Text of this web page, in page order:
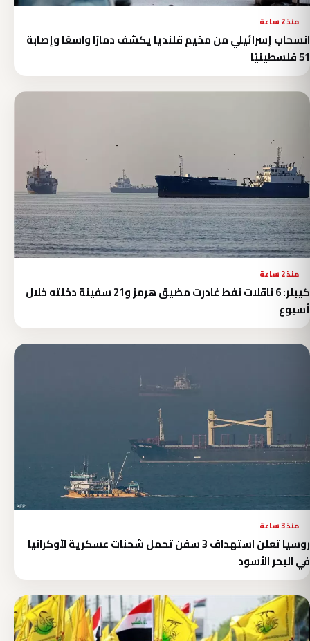
منذ 2 ساعة
انسحاب إسرائيلي من مخيم قلنديا يكشف دمارًا واسعًا وإصابة
51 فلسطينيًا
منذ 2 ساعة
كيبلر: 6 ناقلات نفط غادرت مضيق هرمز و21 سفينة دخلته خلال
أسبوع
منذ 3 ساعة
روسيا تعلن استهداف 3 سفن تحمل شحنات عسكرية لأوكرانيا
في البحر الأسود